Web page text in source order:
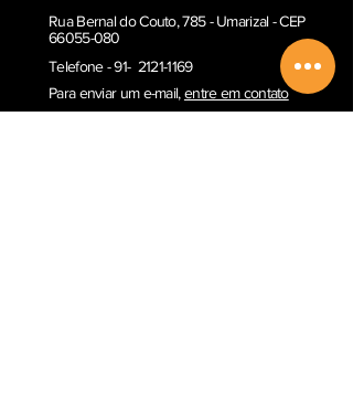
Rua Bernal do Couto, 785 - Umarizal - CEP
66055-080
Telefone - 91- 2121-1169
Para enviar um e-mail,entre em contato